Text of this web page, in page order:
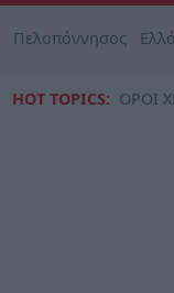
Πελοπόννησος
HOT TOPICS: ΟΡΟΙ